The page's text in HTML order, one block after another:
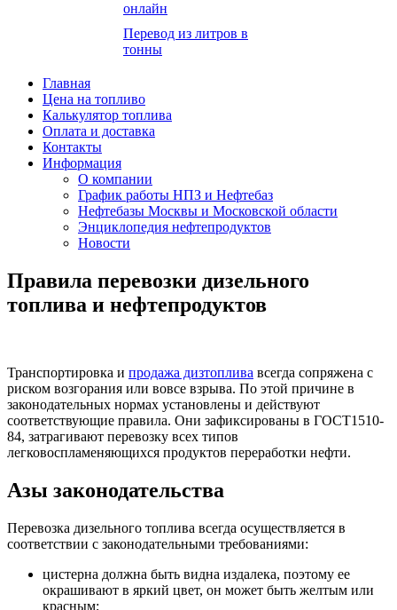
онлайн
Перевод из литров в
тонны
Главная
Цена на топливо
Калькулятор топлива
Оплата и доставка
Контакты
Информация
О компании
График работы НПЗ и Нефтебаз
Нефтебазы Москвы и Московской области
Энциклопедия нефтепродуктов
Новости
Правила перевозки дизельного
топлива и нефтепродуктов
Транспортировка и продажа дизтоплива всегда сопряжена с
риском возгорания или вовсе взрыва. По этой причине в
законодательных нормах установлены и действуют
соответствующие правила. Они зафиксированы в ГОСТ1510-
84, затрагивают перевозку всех типов
легковоспламеняющихся продуктов переработки нефти.
Азы законодательства
Перевозка дизельного топлива всегда осуществляется в
соответствии с законодательными требованиями:
цистерна должна быть видна издалека, поэтому ее
окрашивают в яркий цвет, он может быть желтым или
красным;